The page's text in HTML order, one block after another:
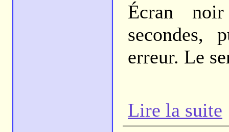
Écran
secondes,
erreur. Le
Lire la suite